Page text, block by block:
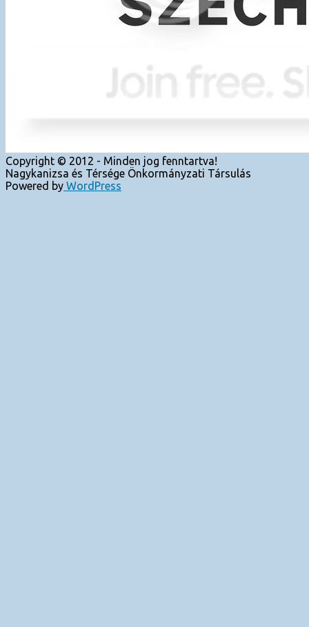
Copyright © 2012 - Minden jog fenntartva!
Nagykanizsa és Térsége Önkormányzati Társulás
Powered by WordPress